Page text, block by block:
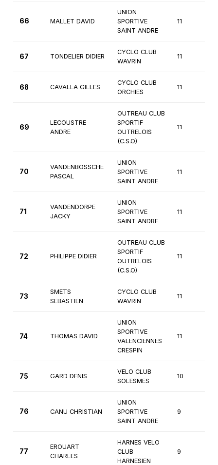
66 MALLET DAVID
UNION
SPORTIVE
SAINT ANDRE
11
67 TONDELIER DIDIER
CYCLO CLUB
WAVRIN
11
68 CAVALLA GILLES
CYCLO CLUB
ORCHIES
11
69
LECOUSTRE
ANDRE
OUTREAU CLUB
SPORTIF
OUTRELOIS
(C.S.O)
11
70
VANDENBOSSCHE
PASCAL
UNION
SPORTIVE
SAINT ANDRE
11
71
VANDENDORPE
JACKY
UNION
SPORTIVE
SAINT ANDRE
11
72 PHILIPPE DIDIER
OUTREAU CLUB
SPORTIF
OUTRELOIS
(C.S.O)
11
73
SMETS
SEBASTIEN
CYCLO CLUB
WAVRIN
11
74 THOMAS DAVID
UNION
SPORTIVE
VALENCIENNES
CRESPIN
11
75 GARD DENIS
VELO CLUB
SOLESMES
10
76 CANU CHRISTIAN
UNION
SPORTIVE
SAINT ANDRE
9
77
EROUART
CHARLES
HARNES VELO
CLUB
HARNESIEN
9